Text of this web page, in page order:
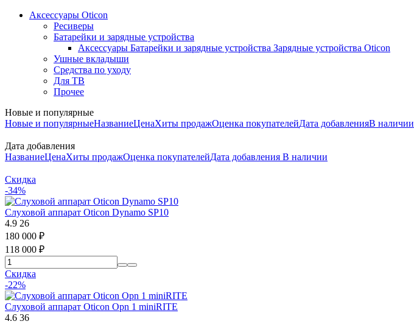
Аксессуары Oticon
Ресиверы
Батарейки и зарядные устройства
Аксессуары Батарейки и зарядные устройства Зарядные устройства Oticon
Ушные вкладыши
Средства по уходу
Для ТВ
Прочее
Новые и популярные
Новые и популярныеНазваниеЦенаХиты продажОценка покупателейДата добавленияВ наличии
Дата добавления
НазваниеЦенаХиты продажОценка покупателейДата добавления В наличии
Скидка
-34%
Слуховой аппарат Oticon Dynamo SP10
4.9 26
180 000 ₽
118 000 ₽
Скидка
-22%
Слуховой аппарат Oticon Opn 1 miniRITE
4.6 36